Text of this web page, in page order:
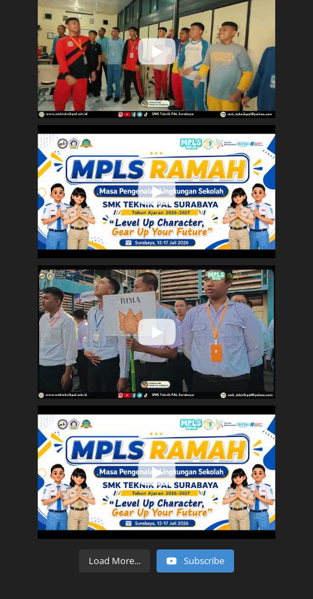
Load More... Subscribe